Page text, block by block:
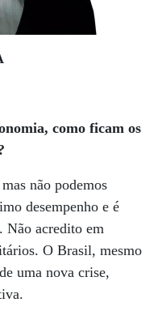
como ficam os
não podemos
desempenho e é
Não acredito em
O Brasil, mesmo
uma nova crise,